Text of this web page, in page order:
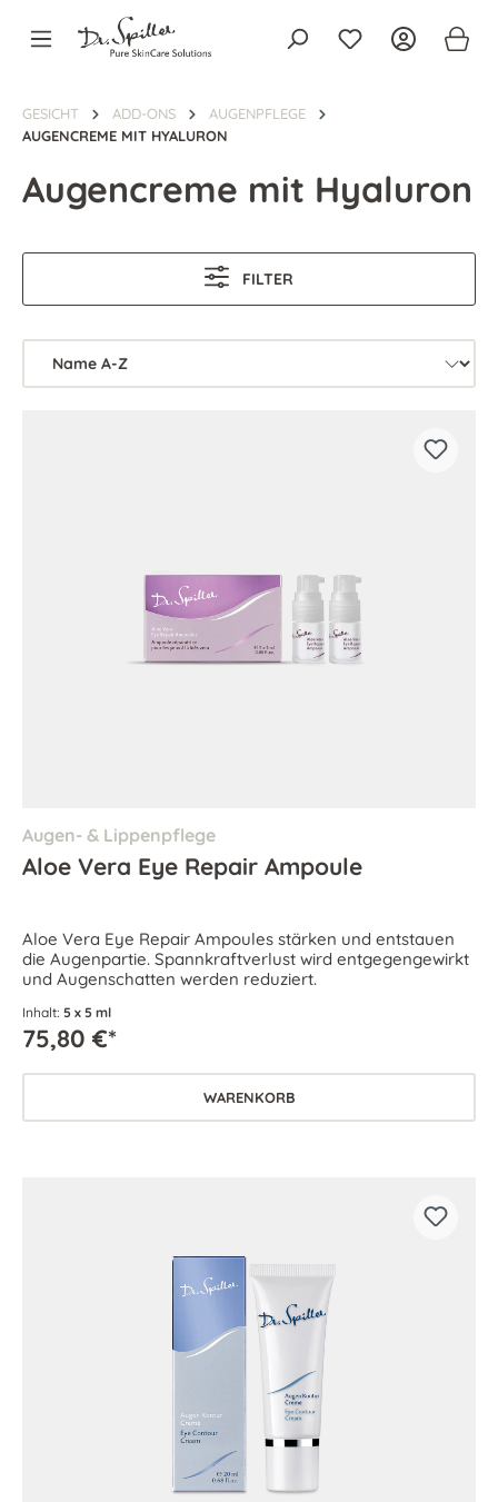
springen
GESICHT ADD-ONS
AUGENPFLEGE
AUGENCREME MIT HYALURON
Augencreme mit Hyaluron
FILTER
Augen- & Lippenpflege
Aloe Vera Eye Repair Ampoule
Aloe Vera Eye Repair Ampoules stärken und entstauen
die Augenpartie. Spannkraftverlust wird entgegengewirkt
und Augenschatten werden reduziert.
Inhalt: 5 x 5 ml
75,80 €*
WARENKORB